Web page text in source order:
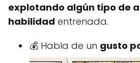
explotando algún tipo de
habilidad entrenada.
💰 Habla de un gusto